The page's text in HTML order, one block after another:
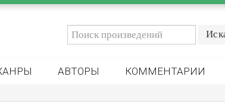
АВТОРЫ КОММЕНТАРИИ